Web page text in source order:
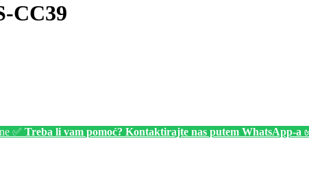
CC39
✅ Treba li vam pomoć? Kontaktirajte nas putem WhatsApp-a